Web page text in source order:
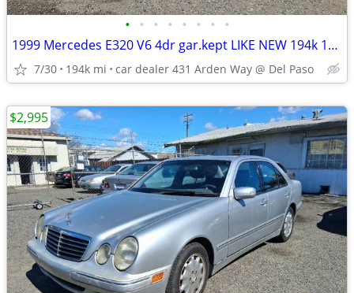
• • • • • • • •
1999 Mercedes E320 V6 4dr gar.kept LIKE NEW 194k 14 MORE GREAT DEALS
7/30 194k mi car dealer 431 Arden Way @ Del Paso
$2,995